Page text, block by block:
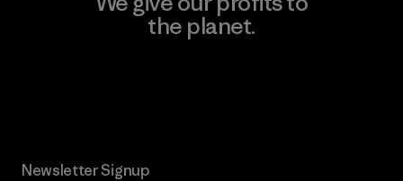
the planet.
Newsletter Signup